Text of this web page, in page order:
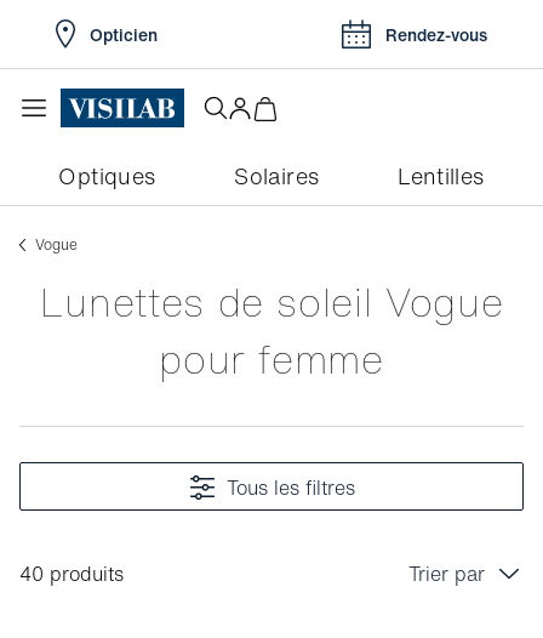
Opticien Rendez-vous
Optiques Solaires Lentilles
Vogue
Lunettes de soleil Vogue
pour femme
Tous les filtres
40 produits
Trier par